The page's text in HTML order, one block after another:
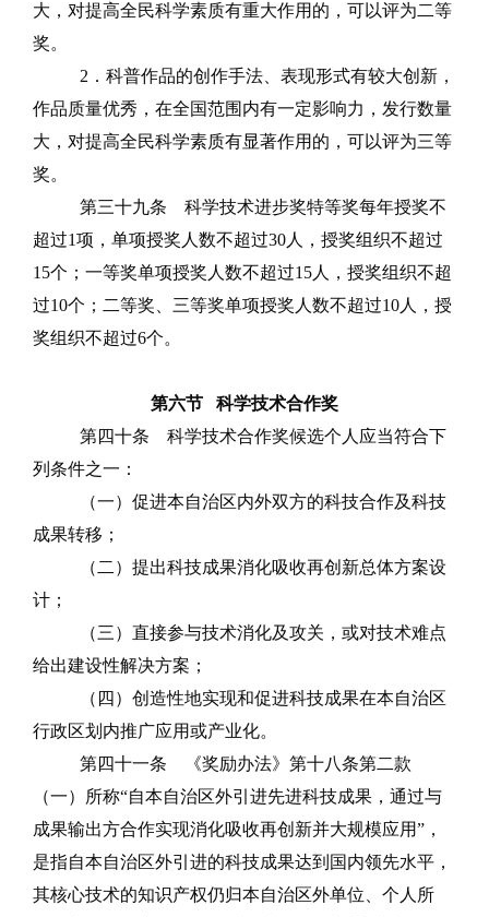
大，对提高全民科学素质有重大作用的，可以评为二等
奖。
2 ．科普作品的创作手法、表现形式有较大创新，
作品质量优秀，在全国范围内有一定影响力，发行数量
大，对提高全民科学素质有显著作用的，可以评为三等
奖。
第三十九条
科学技术进步奖特等奖每年授奖不
超过1项，单项授奖人数不超过30人，授奖组织不超过
15个；一等奖单项授奖人数不超过15人，授奖组织不超
过10个；二等奖、三等奖单项授奖人数不超过10人，授
奖组织不超过6个。
第六节
科学技术合作奖
第四十条
科学技术合作奖候选个人应当符合下
列条件之一：
（一）促进本自治区内外双方的科技合作及科技
成果转移；
（二）提出科技成果消化吸收再创新总体方案设
计；
（三）直接参与技术消化及攻关，或对技术难点
给出建设性解决方案；
（四） 创造性地实现和促进科技成果在本自治区
行政区划内推广应用或产业化。
第四十一条
《奖励办法》第十八条第二款
（一）所称“自本自治区外引进先进科技成果，通过与
成果输出方合作实现消化吸收再创新并大规模应用”，
是指自本自治区外引进的科技成果达到国内领先水平，
其核心技术的知识产权仍归本自治区外单位、个人所